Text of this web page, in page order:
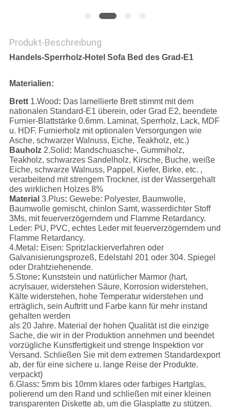
Produkt-Beschreibung
Handels-Sperrholz-Hotel Sofa Bed des Grad-E1
Materialien:
Brett1.Wood: Das lamellierte Brett stimmt mit dem
nationalen Standard-E1 überein, oder Grad E2, beendete
Furnier-Blattstärke 0.6mm. Laminat, Sperrholz, Lack, MDF
u. HDF. Furnierholz mit optionalen Versorgungen wie
Asche, schwarzer Walnuss, Eiche, Teakholz, etc.)
Bauholz2.Solid: Mandschuasche-, Gummiholz,
Teakholz, schwarzes Sandelholz, Kirsche, Buche, weiße
Eiche, schwarze Walnuss, Pappel, Kiefer, Birke, etc. ,
verarbeitend mit strengem Trockner, ist der Wassergehalt
des wirklichen Holzes 8%
Material 3.Plus: Gewebe: Polyester, Baumwolle,
Baumwolle gemischt, chinlon Samt, wasserdichter Stoff
3Ms, mit feuerverzögerndem und Flamme Retardancy.
Leder: PU, PVC, echtes Leder mit feuerverzögerndem und
Flamme Retardancy.
4.Metal : Eisen: Spritzlackierverfahren oder
Galvanisierungsprozeß, Edelstahl 201 oder 304. Spiegel
oder Drahtziehenende.
5.Stone: Kunststein und natürlicher Marmor (hart,
acrylsauer, widerstehen Säure, Korrosion widerstehen,
Kälte widerstehen, hohe Temperatur widerstehen und
erträglich, sein Auftritt und Farbe kann für mehr instand
gehalten werden
als 20 Jahre. Material der hohen Qualität ist die einzige
Sache, die wir in der Produktion annehmen und beendet
vorzügliche Kunstfertigkeit und strenge Inspektion vor
Versand. Schließen Sie mit dem extremen Standardexport
ab, der für eine sichere u. lange Reise der Produkte.
verpackt)
6.Glass: 5mm bis 10mm klares oder farbiges Hartglas,
polierend um den Rand und schließen mit einer kleinen
transparenten Diskette ab, um die Glasplatte zu stützen.